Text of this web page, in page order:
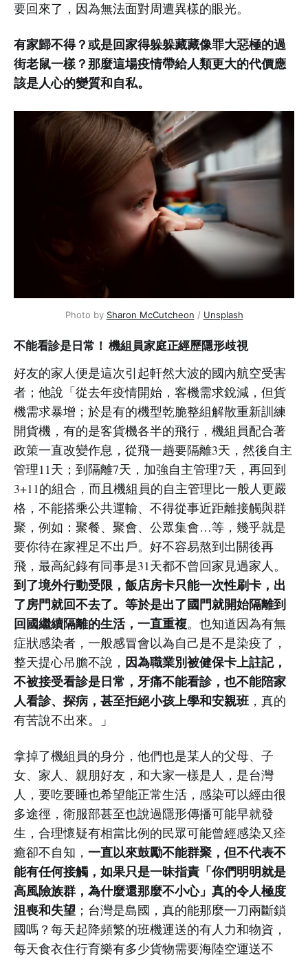
要回來了，因為無法面對周遭異樣的眼光。
有家歸不得？或是回家得躲躲藏藏像罪大惡極的過
街老鼠一樣？那麼這場疫情帶給人類更大的代價應
該是人心的變質和自私。
Photo by Sharon McCutcheon / Unsplash
不能看診是日常！ 機組員家庭正經歷隱形歧視
好友的家人便是這次引起軒然大波的國內航空受害
者；他說「從去年疫情開始，客機需求銳減，但貨
機需求暴增；於是有的機型乾脆整組解散重新訓練
開貨機，有的是客貨機各半的飛行，機組員配合著
政策一直改變作息，從飛一趟要隔離3天，然後自主
管理11天；到隔離7天，加強自主管理7天，再回到
3+11的組合，而且機組員的自主管理比一般人更嚴
格，不能搭乘公共運輸、不得從事近距離接觸與群
聚，例如：聚餐、聚會、公眾集會…等，幾乎就是
要你待在家裡足不出戶。好不容易熬到出關後再
飛，最高紀錄有同事是31天都不曾回家見過家人。
到了境外行動受限，飯店房卡只能一次性刷卡，出
了房門就回不去了。等於是出了國門就開始隔離到
回國繼續隔離的生活，一直重複。也知道因為有無
症狀感染者，一般感冒會以為自己是不是染疫了，
整天提心吊膽不說， 因為職業別被健保卡上註記，
不被接受看診是日常，牙痛不能看診，也不能陪家
人看診、探病，甚至拒絕小孩上學和安親班 ，真的
有苦說不出來。」
拿掉了機組員的身分，他們也是某人的父母、子
女、家人、親朋好友，和大家一樣是人，是台灣
人，要吃要睡也希望能正常生活，感染可以經由很
多途徑，衛服部甚至也說過隱形傳播可能早就發
生，合理懷疑有相當比例的民眾可能曾經感染又痊
癒卻不自知， 一直以來鼓勵不能群聚，但不代表不
能有任何接觸，如果只是一昧指責「你們明明就是
高風險族群，為什麼還那麼不小心」真的令人極度
沮喪和失望 ；台灣是島國，真的能那麼一刀兩斷鎖
國嗎？每天起降頻繁的班機運送的有人力和物資，
每天食衣住行育樂有多少貨物需要海陸空運送不